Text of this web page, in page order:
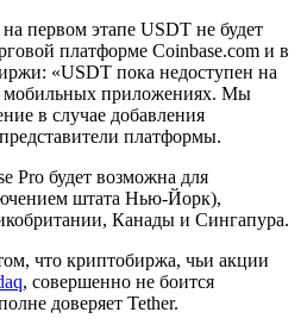
первом этапе USDT не будет
платформе Coinbase.com и в
«USDT пока недоступен на
мобильных приложениях. Мы
в случае добавления
платформы.
Pro будет возможна для
штата Нью-Йорк),
Канады и Сингапура.
что криптобиржа, чьи акции
, совершенно не боится
доверяет Tether.